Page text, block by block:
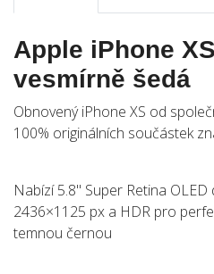
Apple iPhone
vesmírně šedá
Obnovený iPhone XS od
100% originálních součástek
Nabízí 5.8" Super Retina OLED
2436×1125 px a HDR pro
temnou černou